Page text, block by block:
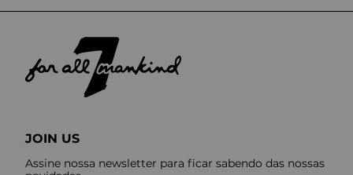
JOIN US
Assine nossa newsletter para ficar sabendo das nossas